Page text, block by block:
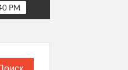
температуру?
PM